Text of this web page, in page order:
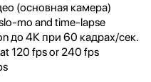
(основная камера)
mo and time-lapse
до 4К при 60 кадрах/сек.
120 fps or 240 fps